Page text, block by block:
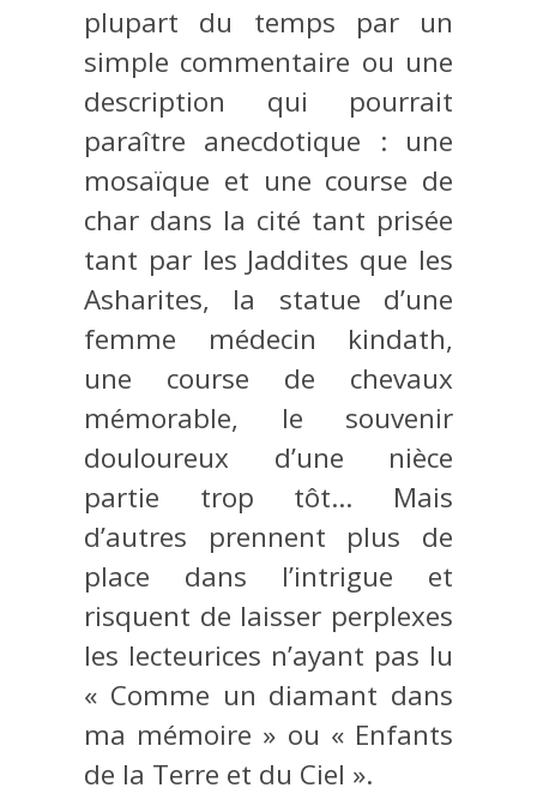
plupart du temps par un
simple commentaire ou une
description qui pourrait
paraître anecdotique : une
mosaïque et une course de
char dans la cité tant prisée
tant par les Jaddites que les
Asharites, la statue d’une
femme médecin kindath,
une course de chevaux
mémorable, le souvenir
douloureux d’une nièce
partie trop tôt… Mais
d’autres prennent plus de
place dans l’intrigue et
risquent de laisser perplexes
les lecteurices n’ayant pas lu
« Comme un diamant dans
ma mémoire » ou « Enfants
de la Terre et du Ciel ».